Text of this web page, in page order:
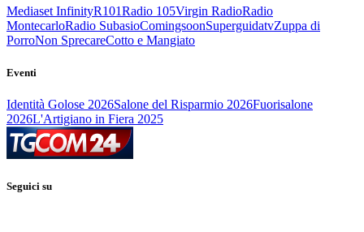
Mediaset InfinityR101Radio 105Virgin RadioRadio
MontecarloRadio SubasioComingsoonSuperguidatvZuppa di
PorroNon SprecareCotto e Mangiato
Eventi
Identità Golose 2026Salone del Risparmio 2026Fuorisalone
2026L'Artigiano in Fiera 2025
Seguici su